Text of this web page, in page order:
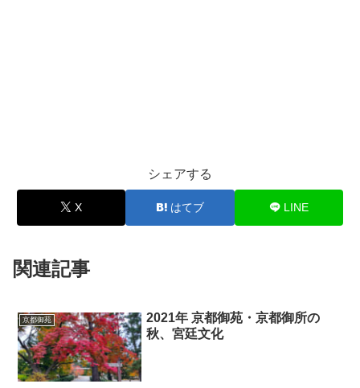
シェアする
X はてブ LINE
関連記事
京都御苑
2021年 京都御苑・京都御所の
秋、宮廷文化